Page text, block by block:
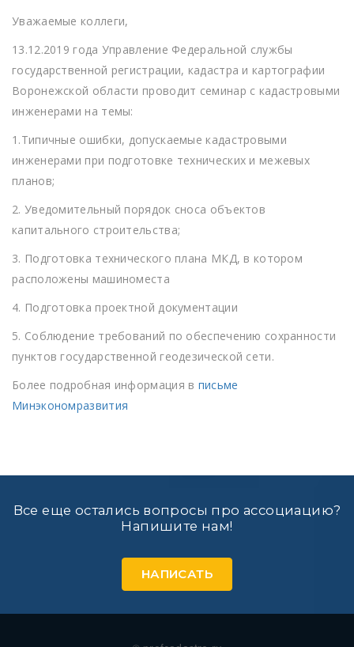
Уважаемые коллеги,
13.12.2019 года Управление Федеральной службы
государственной регистрации, кадастра и картографии
Воронежской области проводит семинар с кадастровыми
инженерами на темы:
1.Типичные ошибки, допускаемые кадастровыми
инженерами при подготовке технических и межевых
планов;
2. Уведомительный порядок сноса объектов
капитального строительства;
3. Подготовка технического плана МКД, в котором
расположены машиноместа
4. Подготовка проектной документации
5. Соблюдение требований по обеспечению сохранности
пунктов государственной геодезической сети.
Более подробная информация в письме
Минэкономразвития
Все еще остались вопросы про ассоциацию?
Напишите нам!
НАПИСАТЬ